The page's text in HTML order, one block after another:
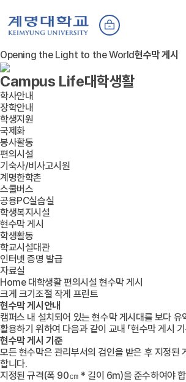
Opening the Light to the World현수막 게시
Campus Life대학생활
학사안내
장학안내
학생지원
국제화
봉사활동
편의시설
기숙사/비사고시원
계명한학촌
스쿨버스
공용PC실습실
학생복지시설
현수막 게시
학생활동
학교시설대관
인터넷 증명 발급
자료실
Home 대학생활편의시설 현수막 게시
크게 크기조절 작게 프린트
현수막 게시안내
캠퍼스 내 설치되어 있는 현수막 게시대를 보다 유
활용하기 위하여 다음과 같이 교내 「현수막 게시
현수막 게시 기준
모든 현수막은 관리부서의 검인을 받은 후 지정된
합니다.
지정된 규격(폭 90㎝ * 길이 6m)을 준수하여야